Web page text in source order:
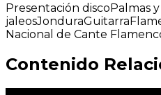
Presentación discoPalmas y
jaleosJonduraGuitarra
Nacional de Cante
Contenido